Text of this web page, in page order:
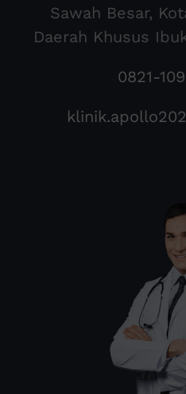
Sawah Besar,
Daerah Khusus
0821-